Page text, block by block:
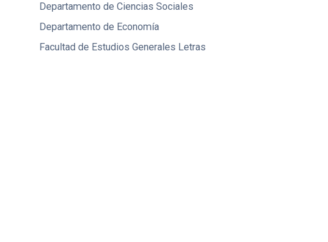
Departamento de Ciencias Sociales
Departamento de Economía
Facultad de Estudios Generales Letras